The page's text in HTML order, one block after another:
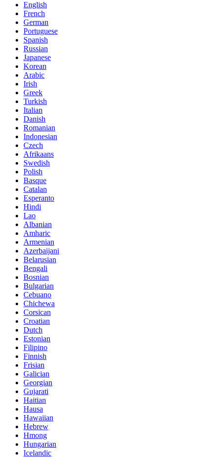
English
French
German
Portuguese
Spanish
Russian
Japanese
Korean
Arabic
Irish
Greek
Turkish
Italian
Danish
Romanian
Indonesian
Czech
Afrikaans
Swedish
Polish
Basque
Catalan
Esperanto
Hindi
Lao
Albanian
Amharic
Armenian
Azerbaijani
Belarusian
Bengali
Bosnian
Bulgarian
Cebuano
Chichewa
Corsican
Croatian
Dutch
Estonian
Filipino
Finnish
Frisian
Galician
Georgian
Gujarati
Haitian
Hausa
Hawaiian
Hebrew
Hmong
Hungarian
Icelandic